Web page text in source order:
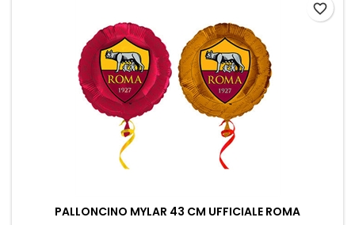
PALLONCINO MYLAR 43 CM UFFICIALE ROMA
favorite_border